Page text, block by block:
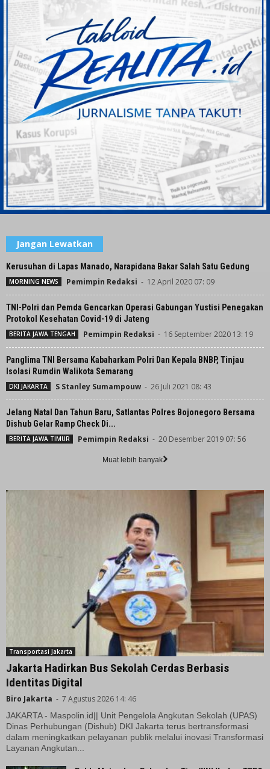
Jangan Lewatkan
Kerusuhan di Lapas Manado, Narapidana Bakar Salah Satu Gedung
MORNING NEWS Pemimpin Redaksi - 12 April 2020 07: 09
TNI-Polri dan Pemda Gencarkan Operasi Gabungan Yustisi Penegakan
Protokol Kesehatan Covid-19 di Jateng
BERITA JAWA TENGAH Pemimpin Redaksi - 16 September 2020 13: 19
Panglima TNI Bersama Kabaharkam Polri Dan Kepala BNBP, Tinjau
Isolasi Rumdin Walikota Semarang
DKI JAKARTA S Stanley Sumampouw - 26 Juli 2021 08: 43
Jelang Natal Dan Tahun Baru, Satlantas Polres Bojonegoro Bersama
Dishub Gelar Ramp Check Di...
BERITA JAWA TIMUR Pemimpin Redaksi - 20 Desember 2019 07: 56
Muat lebih banyak
Transportasi Jakarta
Jakarta Hadirkan Bus Sekolah Cerdas Berbasis
Identitas Digital
Biro Jakarta - 7 Agustus 2026 14: 46
JAKARTA - Maspolin.id|| Unit Pengelola Angkutan Sekolah (UPAS)
Dinas Perhubungan (Dishub) DKI Jakarta terus bertransformasi
dalam meningkatkan pelayanan publik melalui inovasi Transformasi
Layanan Angkutan...